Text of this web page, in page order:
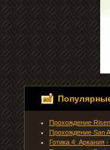
Прохождение
Прохождение San
Готика 4: Аркания